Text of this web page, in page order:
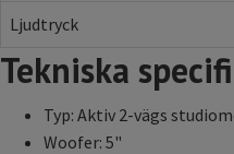
Ljudtryck
Tekniska
Typ: Aktiv 2-vägs
Woofer: 5"